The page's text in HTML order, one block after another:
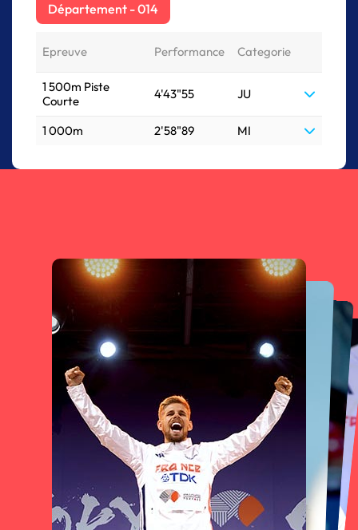
Département - 014
Epreuve Performance Categorie
1 500m Piste
Courte
4'43"55 JU
1 000m 2'58"89 MI